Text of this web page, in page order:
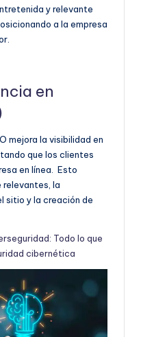
y relevante
a la empresa
en
mejora la visibilidad en
que los clientes
en línea. Esto
relevantes, la
sitio y la creación de
Todo lo que
cibernética